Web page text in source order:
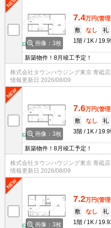
画像：3枚
7.4万円(管
敷
なし 礼
1階
1K
新築物件！8月竣工予定！
株式会社タウンハウジング東京 青砥店
情報更新日 2026/08/09
画像：3枚
7.6万円(管
敷
なし 礼
3階
1K
新築物件！8月竣工予定！
株式会社タウンハウジング東京 青砥店
情報更新日 2026/08/09
画像：3枚
7.2万円(管
敷
なし 礼
1階
1K